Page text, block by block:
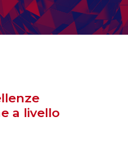
a livello